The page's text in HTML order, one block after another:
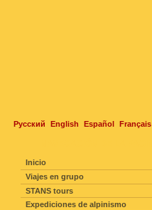
Русский English Español Français
Inicio
Viajes en grupo
STANS tours
Expediciones de alpinismo